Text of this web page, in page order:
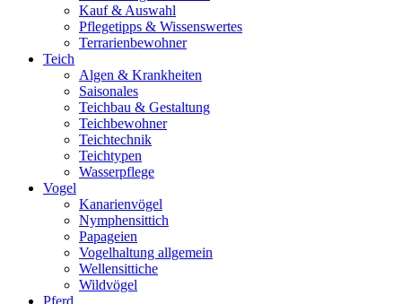
Kauf & Auswahl
Pflegetipps & Wissenswertes
Terrarienbewohner
Teich
Algen & Krankheiten
Saisonales
Teichbau & Gestaltung
Teichbewohner
Teichtechnik
Teichtypen
Wasserpflege
Vogel
Kanarienvögel
Nymphensittich
Papageien
Vogelhaltung allgemein
Wellensittiche
Wildvögel
Pferd